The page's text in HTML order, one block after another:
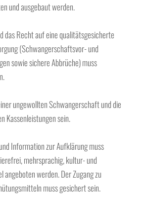
und ausgebaut werden.
das Recht auf eine qualitätsgesicherte
(Schwangerschaftsvor- und
sowie sichere Abbrüche) muss
ungewollten Schwangerschaft und die
Kassenleistungen sein.
Information zur Aufklärung muss
mehrsprachig, kultur- und
angeboten werden. Der Zugang zu
muss gesichert sein.